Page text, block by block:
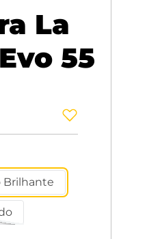
La
55
Brilhante